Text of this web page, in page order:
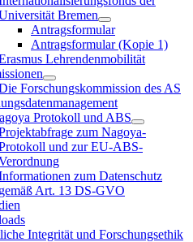
Bremen
Antragsformular
Antragsformular (Kopie 1)
Lehrendenmobilität
Forschungskommission des AS
Protokoll und ABS
zum Nagoya-
und zur EU-ABS-
zum Datenschutz
gemäß Art. 13 DS-GVO
Integrität und Forschungsethik